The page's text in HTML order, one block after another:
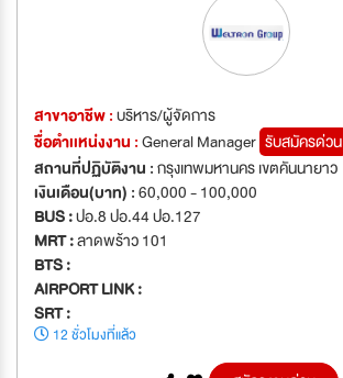
สาขาอาชีพ :บริหาร/ผู้จัดการ
ชื่อตำเเหน่งงาน :General Manager รับสมัครด่วน
สถานที่ปฏิบัติงาน :กรุงเทพมหานคร เขตคันนายาว
เงินเดือน(บาท) :60,000 - 100,000
BUS :ปอ.8 ปอ.44 ปอ.127
MRT :ลาดพร้าว 101
BTS :
AIRPORT LINK :
SRT :
12 ชั่วโมงที่แล้ว